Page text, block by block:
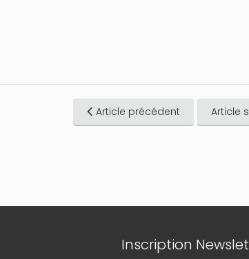
Article précédent Article
Inscription